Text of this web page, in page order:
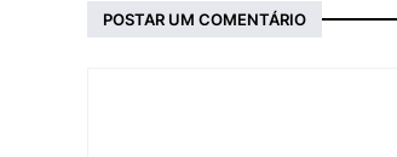
POSTAR UM COMENTÁRIO